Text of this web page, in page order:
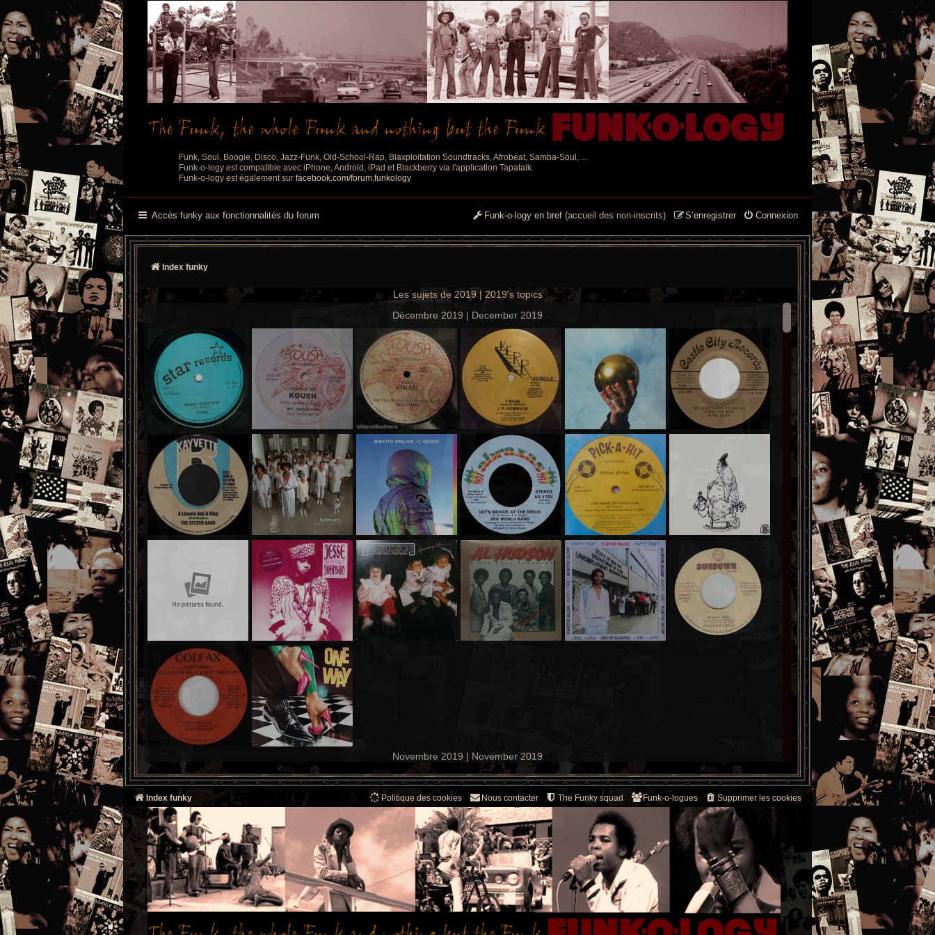
Funk, Soul, Boogie, Disco, Jazz-Funk, Old-School-Rap, Blaxploitation Soundtracks, Afrobeat, Samba-Soul, ...
Funk-o-logy est compatible avec iPhone, Android, iPad et Blackberry via l'application Tapatalk
Funk-o-logy est également sur facebook.com/forum.funkology
Accès funky aux fonctionnalités du forum Connexion
S’enregistrer
Funk-o-logy en bref (accueil des non-inscrits)
Index funky
Les sujets de 2019 | 2019's topics
Décembre 2019 | December 2019
Novembre 2019 | November 2019
Index funky Supprimer les cookies
Funk-o-logues
The Funky squad
Nous contacter
Politique des cookies